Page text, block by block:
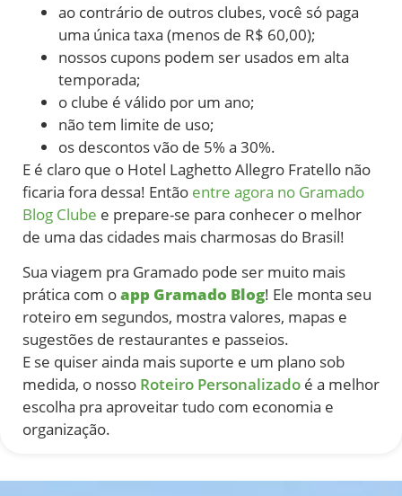
ao contrário de outros clubes, você só paga
uma única taxa (menos de R$ 60,00);
nossos cupons podem ser usados em alta
temporada;
o clube é válido por um ano;
não tem limite de uso;
os descontos vão de 5% a 30%.
E é claro que o Hotel Laghetto Allegro Fratello não
ficaria fora dessa! Então entre agora no Gramado
Blog Clube e prepare-se para conhecer o melhor
de uma das cidades mais charmosas do Brasil!
Sua viagem pra Gramado pode ser muito mais
prática com oapp Gramado Blog! Ele monta seu
roteiro em segundos, mostra valores, mapas e
sugestões de restaurantes e passeios.
E se quiser ainda mais suporte e um plano sob
medida, o nosso Roteiro Personalizado é a melhor
escolha pra aproveitar tudo com economia e
organização.